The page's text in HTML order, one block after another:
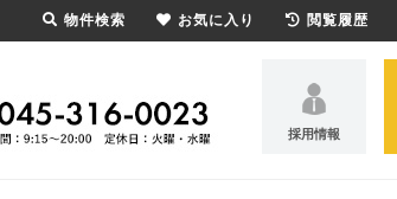
採用情報
物件検索 お気に入り 閲覧履歴